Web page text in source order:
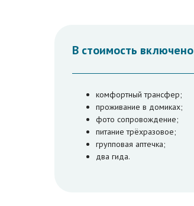
В стоимость включено
комфортный трансфер;
проживание в домиках;
фото сопровождение;
питание трёхразовое;
групповая аптечка;
два гида.